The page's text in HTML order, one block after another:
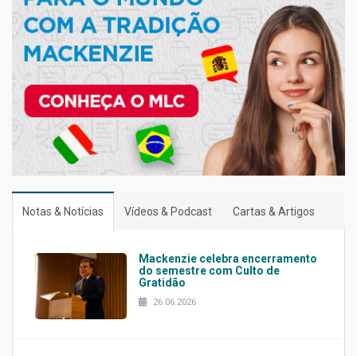
Notas & Notícias Vídeos & Podcast Cartas & Artigos
Mackenzie celebra encerramento
do semestre com Culto de
Gratidão
26.06.2026